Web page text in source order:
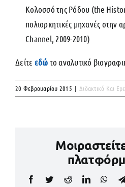
Κολοσσό της Ρόδου (the
πολιορκητικές μηχανές στην
Channel, 2009-2010)
Δείτε εδώ το αναλυτικό
20 Φεβρουαρίου 2015 | Διδακτικό Και
Facebook
TwitterRedditLinkedIn